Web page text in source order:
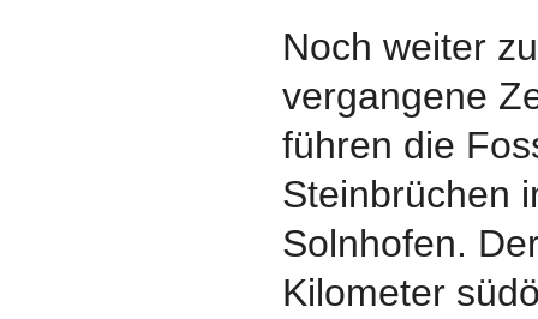
Noch weiter
vergangene
führen die
Steinbrüchen
Solnhofen.
Kilometer